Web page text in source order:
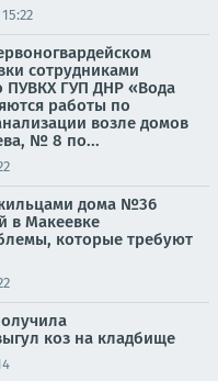
сотрудниками
ПУВКХ ГУП ДНР «Вода
работы по
возле домов
№ 8 по...
дома №36
в Макеевке
которые требуют
коз на кладбище